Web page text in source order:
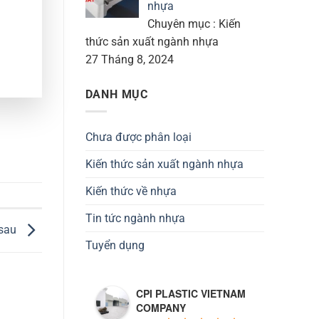
nhựa
Chuyên mục : Kiến
thức sản xuất ngành nhựa
27 Tháng 8, 2024
DANH MỤC
Chưa được phân loại
Kiến thức sản xuất ngành nhựa
Kiến thức về nhựa
Tin tức ngành nhựa
Tuyển dụng
CPI PLASTIC VIETNAM
COMPANY